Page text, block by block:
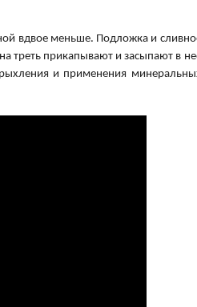
вдвое меньше. Подложка и
треть прикапывают и засыпают в
и применения